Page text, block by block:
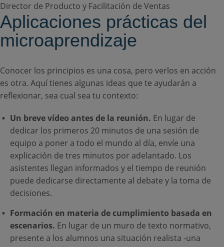
Director de Producto y Facilitación de Ventas
Aplicaciones prácticas del
microaprendizaje
Conocer los principios es una cosa, pero verlos en acción
es otra. Aquí tienes algunas ideas que te ayudarán a
reflexionar, sea cual sea tu contexto:
Un breve vídeo antes de la reunión. En lugar de
dedicar los primeros 20 minutos de una sesión de
equipo a poner a todo el mundo al día, envíe una
explicación de tres minutos por adelantado. Los
asistentes llegan informados y el tiempo de reunión
puede dedicarse directamente al debate y la toma de
decisiones.
Formación en materia de cumplimiento basada en
escenarios. En lugar de un muro de texto normativo,
presente a los alumnos una situación realista -una